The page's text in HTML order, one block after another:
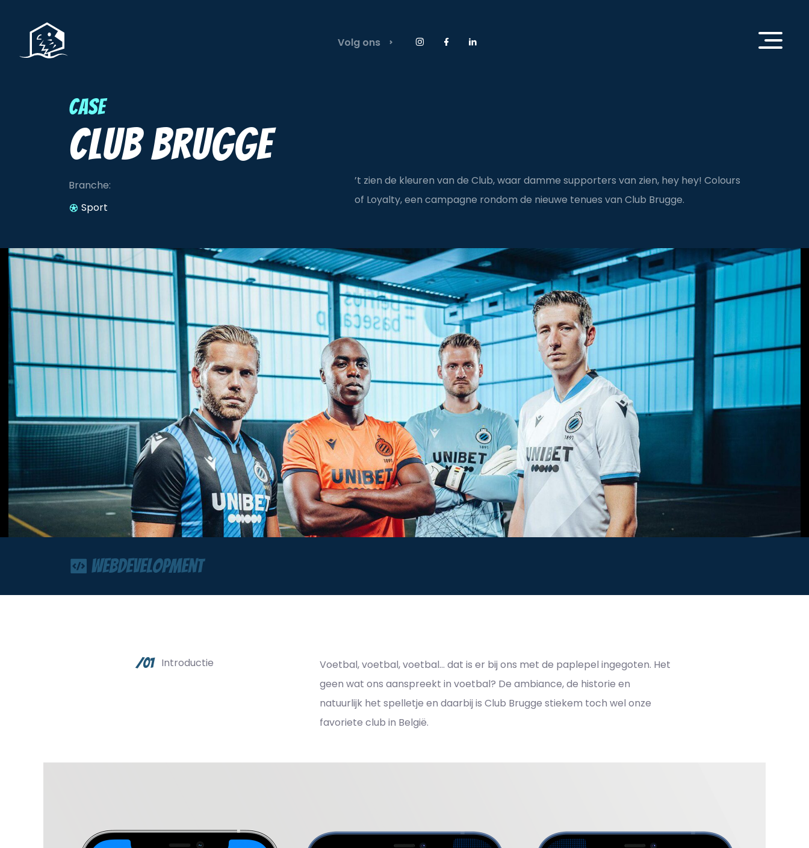
Volg ons Instagram Anyday
Facebook Anyday
LinkedIn Anyday
Case
Club Brugge
Branche:
Sport
’t zien de kleuren van de Club, waar damme supporters van zien, hey hey! Colours
of Loyalty, een campagne rondom de nieuwe tenues van Club Brugge.
Webdevelopment
/01 Introductie
Voetbal, voetbal, voetbal… dat is er bij ons met de paplepel ingegoten. Het
geen wat ons aanspreekt in voetbal? De ambiance, de historie en
natuurlijk het spelletje en daarbij is Club Brugge stiekem toch wel onze
favoriete club in België.